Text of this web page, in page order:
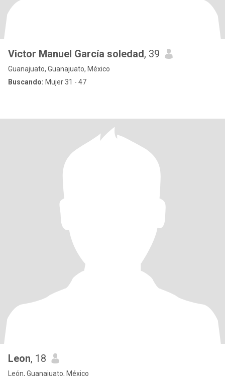
Victor Manuel García soledad, 39
Guanajuato, Guanajuato, México
Buscando: Mujer 31 - 47
Leon, 18
León, Guanajuato, México